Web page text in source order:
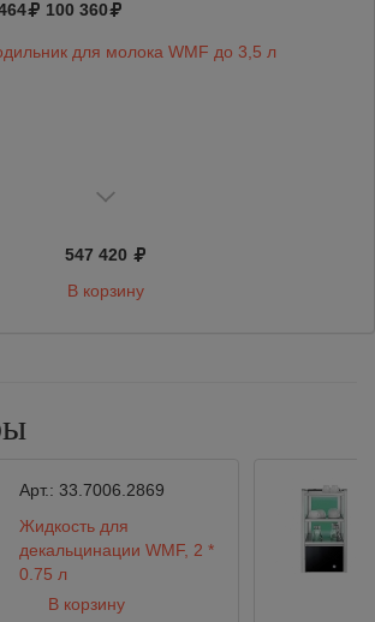
100 360
для молока WMF до 3,5 л
547 420
В корзину
Арт.:33.7006.2869
Жидкость для
декальцинации WMF, 2 *
0,75 л
В корзину